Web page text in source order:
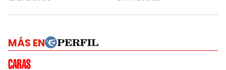
MÁS EN